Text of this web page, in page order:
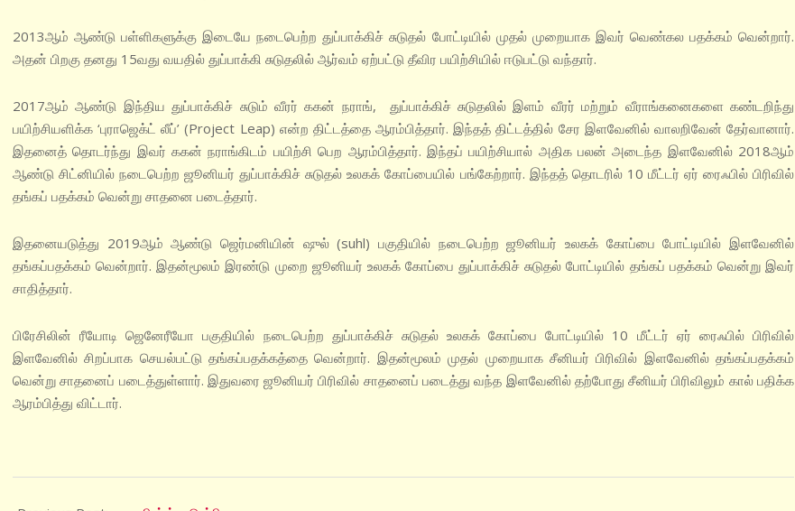
2013ஆம் ஆண்டு பள்ளிகளுக்கு இடையே நடைபெற்ற துப்பாக்கிச் சுடுதல் போட்டியில் முதல் முறையாக இவர் வெண்கல பதக்கம் வென்றார்.
அதன் பிறகு தனது 15வது வயதில் துப்பாக்கி சுடுதலில் ஆர்வம் ஏற்பட்டு தீவிர பயிற்சியில் ஈடுபட்டு வந்தார்.
2017ஆம் ஆண்டு இந்திய துப்பாக்கிச் சுடும் வீரர் ககன் நராங், துப்பாக்கிச் சுடுதலில் இளம் வீரர் மற்றும் வீராங்கனைகளை கண்டறிந்து
பயிற்சியளிக்க ‘புராஜெக்ட் லீப்’ (Project Leap) என்ற திட்டத்தை ஆரம்பித்தார். இந்தத் திட்டத்தில் சேர இளவேனில் வாலறிவேன் தேர்வானார்.
இதனைத் தொடர்ந்து இவர் ககன் நராங்கிடம் பயிற்சி பெற ஆரம்பித்தார். இந்தப் பயிற்சியால் அதிக பலன் அடைந்த இளவேனில் 2018ஆம்
ஆண்டு சிட்னியில் நடைபெற்ற ஜூனியர் துப்பாக்கிச் சுடுதல் உலகக் கோப்பையில் பங்கேற்றார். இந்தத் தொடரில் 10 மீட்டர் ஏர் ரைஃபில் பிரிவில்
தங்கப் பதக்கம் வென்று சாதனை படைத்தார்.
இதனையடுத்து 2019ஆம் ஆண்டு ஜெர்மனியின் ஷுல் (suhl) பகுதியில் நடைபெற்ற ஜூனியர் உலகக் கோப்பை போட்டியில் இளவேனில்
தங்கப்பதக்கம் வென்றார். இதன்மூலம் இரண்டு முறை ஜூனியர் உலகக் கோப்பை துப்பாக்கிச் சுடுதல் போட்டியில் தங்கப் பதக்கம் வென்று இவர்
சாதித்தார்.
பிரேசிலின் ரீயோடி ஜெனேரீயோ பகுதியில் நடைபெற்ற துப்பாக்கிச் சுடுதல் உலகக் கோப்பை போட்டியில் 10 மீட்டர் ஏர் ரைஃபில் பிரிவில்
இளவேனில் சிறப்பாக செயல்பட்டு தங்கப்பதக்கத்தை வென்றார். இதன்மூலம் முதல் முறையாக சீனியர் பிரிவில் இளவேனில் தங்கப்பதக்கம்
வென்று சாதனைப் படைத்துள்ளார். இதுவரை ஜூனியர் பிரிவில் சாதனைப் படைத்து வந்த இளவேனில் தற்போது சீனியர் பிரிவிலும் கால் பதிக்க
ஆரம்பித்து விட்டார்.